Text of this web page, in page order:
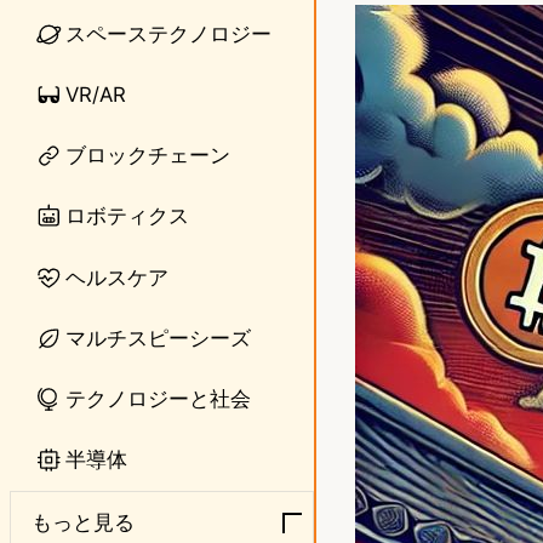
スペーステクノロジー
VR/AR
ブロックチェーン
ロボティクス
ヘルスケア
マルチスピーシーズ
テクノロジーと社会
半導体
もっと見る
n
e
s
t
o
d
o
n